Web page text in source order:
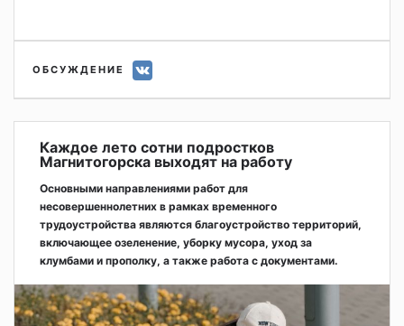
ОБСУЖДЕНИЕ
Каждое лето сотни подростков
Магнитогорска выходят на работу
Основными направлениями работ для
несовершеннолетних в рамках временного
трудоустройства являются благоустройство территорий,
включающее озеленение, уборку мусора, уход за
клумбами и прополку, а также работа с документами.